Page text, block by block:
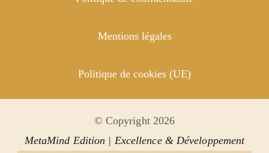
Mentions légales
Politique de cookies (UE)
© Copyright 2026
MetaMind Edition | Excellence & Développement